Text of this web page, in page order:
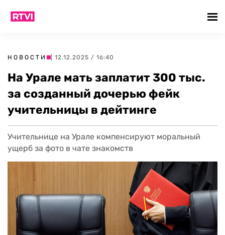
НОВОСТИ | 12.12.2025 / 16:40
На Урале мать заплатит 300 тыс.
за созданный дочерью фейк
учительницы в дейтинге
Учительнице на Урале компенсируют моральный
ущерб за фото в чате знакомств